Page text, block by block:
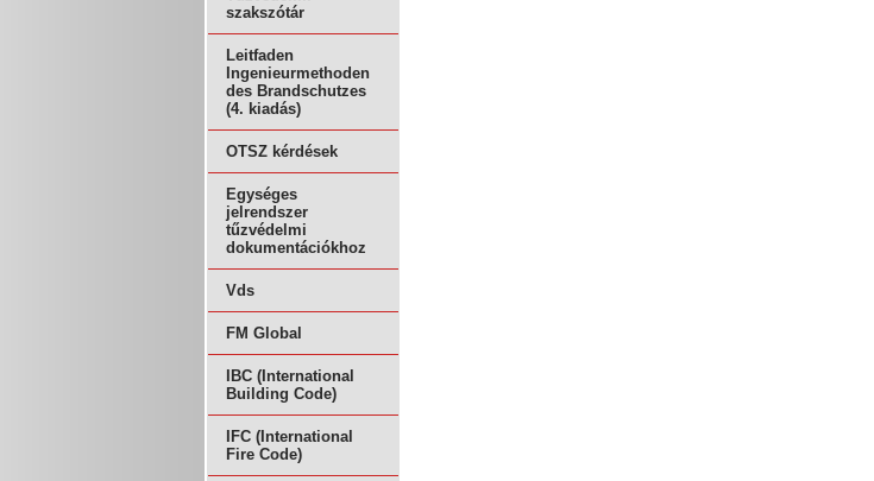
szakszótár
Leitfaden
Ingenieurmethoden
des Brandschutzes
(4. kiadás)
OTSZ kérdések
Egységes
jelrendszer
tűzvédelmi
dokumentációkhoz
Vds
FM Global
IBC (International
Building Code)
IFC (International
Fire Code)